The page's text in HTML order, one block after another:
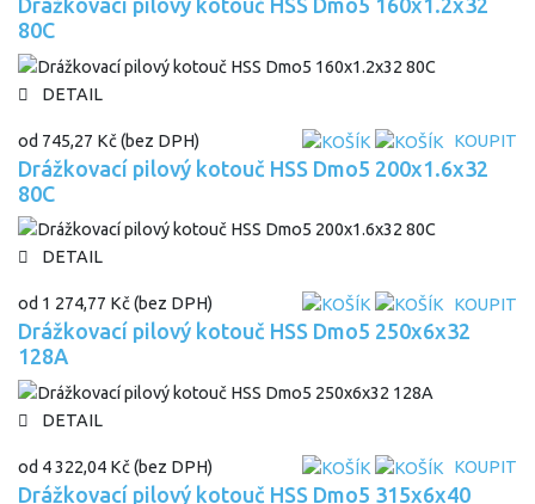
Drážkovací pilový kotouč HSS Dmo5 160x1.2x32
80C
DETAIL
od 745,27 Kč (bez DPH) KOUPIT
Drážkovací pilový kotouč HSS Dmo5 200x1.6x32
80C
DETAIL
od 1 274,77 Kč(bez DPH) KOUPIT
Drážkovací pilový kotouč HSS Dmo5 250x6x32
128A
DETAIL
od 4 322,04 Kč (bez DPH) KOUPIT
Drážkovací pilový kotouč HSS Dmo5 315x6x40